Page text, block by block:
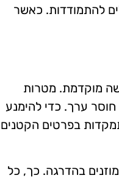
להתמודדות. כאשר
מוקדמת. מטרות
חוסר ערך. כדי להימנע
בפרטים הקטנים
בהדרגה. כך, כל